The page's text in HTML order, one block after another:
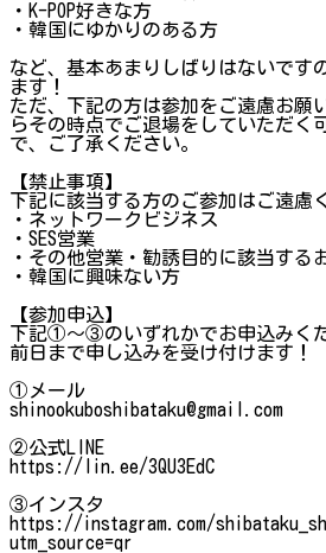
・K-POP好きな方
・韓国にゆかりのある方
など、基本あまりしばりはないです
ます！
ただ、下記の方は参加をご遠慮お願
らその時点でご退場をしていただく
で、ご了承ください。
【禁止事項】
下記に該当する方のご参加はご遠慮
・ネットワークビジネス
・SES営業
・その他営業・勧誘目的に該当する
・韓国に興味ない方
【参加申込】
下記①～③のいずれかでお申込みく
前日まで申し込みを受け付けます！
①メール
shinookuboshibataku@gmail.com
②公式LINE
https://lin.ee/3QU3EdC
③インスタ
https://instagram.com/
utm_source=qr